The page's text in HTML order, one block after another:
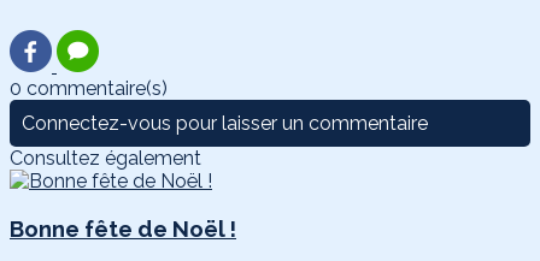
0 commentaire(s)
Connectez-vous pour laisser un commentaire
Consultez également
Bonne fête de Noël !